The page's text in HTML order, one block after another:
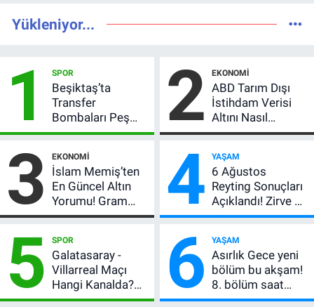
Yükleniyor...
1 SPOR
Beşiktaş’ta
Transfer
Bombaları Peş
Peşe! Adalı
Açıkladı, 5 Yıldız
Daha Listede
2 EKONOMI
ABD Tarım Dışı
İstihdam Verisi
Altını Nasıl
Etkiler? Çok Basit
3 EKONOMI
İslam Memiş’ten
En Güncel Altın
Yorumu! Gram
Altın İçin 6.350 TL
Beklentisi
Değişmedi
4 YAŞAM
6 Ağustos
Reyting Sonuçları
Açıklandı! Zirve El
Değiştirdi:
MasterChef'i
Geride Bıraktı
5 SPOR
Galatasaray -
Villarreal Maçı
Hangi Kanalda?
Hazırlık Maçı Ne
6 YAŞAM
Asırlık Gece yeni
bölüm bu akşam!
8. bölüm saat
kaçta, TRT 1 canlı